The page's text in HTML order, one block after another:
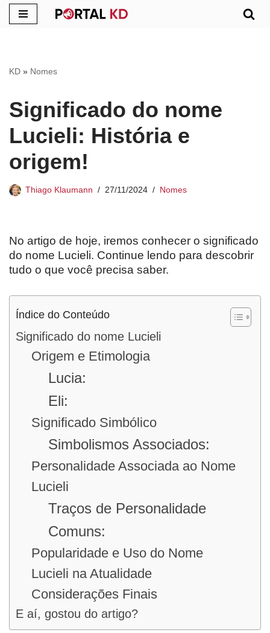
conteúdo
KD » Nomes
Significado do nome
Lucieli: História e
origem!
Thiago Klaumann 27/11/2024 Nomes
No artigo de hoje, iremos conhecer o significado
do nome Lucieli. Continue lendo para descobrir
tudo o que você precisa saber.
Índice do Conteúdo
Significado do nome Lucieli
Origem e Etimologia
Lucia:
Eli:
Significado Simbólico
Simbolismos Associados:
Personalidade Associada ao Nome
Lucieli
Traços de Personalidade
Comuns:
Popularidade e Uso do Nome
Lucieli na Atualidade
Considerações Finais
E aí, gostou do artigo?